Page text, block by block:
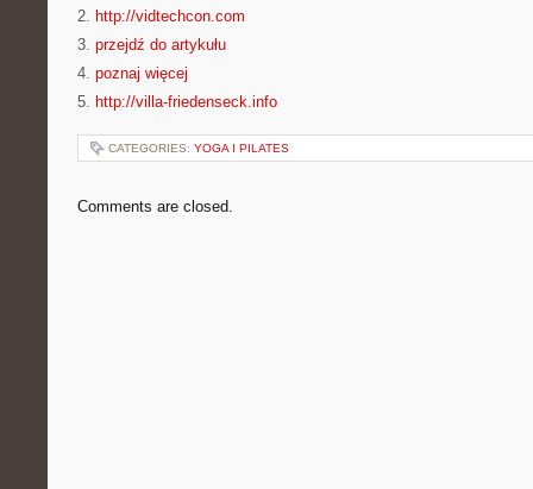
2. http://vidtechcon.com
3. przejdź do artykułu
4. poznaj więcej
5. http://villa-friedenseck.info
CATEGORIES: YOGA I PILATES
Comments are closed.